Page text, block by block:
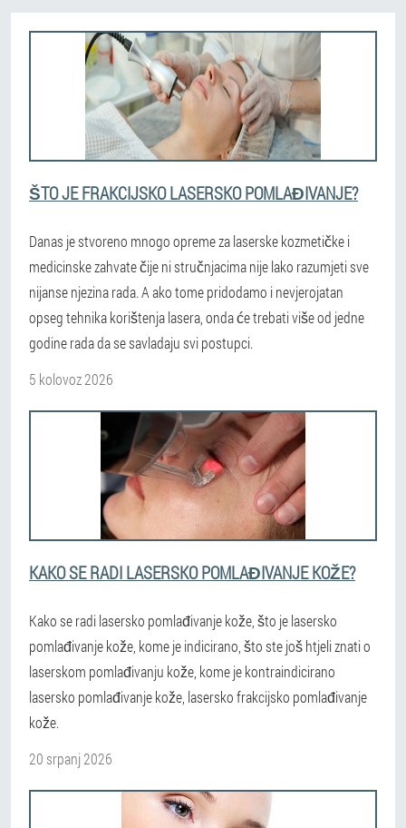
ŠTO JE FRAKCIJSKO LASERSKO POMLAĐIVANJE?
Danas je stvoreno mnogo opreme za laserske kozmetičke i
medicinske zahvate čije ni stručnjacima nije lako razumjeti sve
nijanse njezina rada. A ako tome pridodamo i nevjerojatan
opseg tehnika korištenja lasera, onda će trebati više od jedne
godine rada da se savladaju svi postupci.
5 kolovoz 2026
KAKO SE RADI LASERSKO POMLAĐIVANJE KOŽE?
Kako se radi lasersko pomlađivanje kože, što je lasersko
pomlađivanje kože, kome je indicirano, što ste još htjeli znati o
laserskom pomlađivanju kože, kome je kontraindicirano
lasersko pomlađivanje kože, lasersko frakcijsko pomlađivanje
kože.
20 srpanj 2026